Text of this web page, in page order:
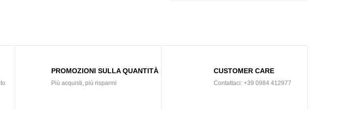
PROMOZIONI SULLA QUANTITÀ
Più acquisti, più risparmi
CUSTOMER CARE
Contattaci: +39 0984 412977